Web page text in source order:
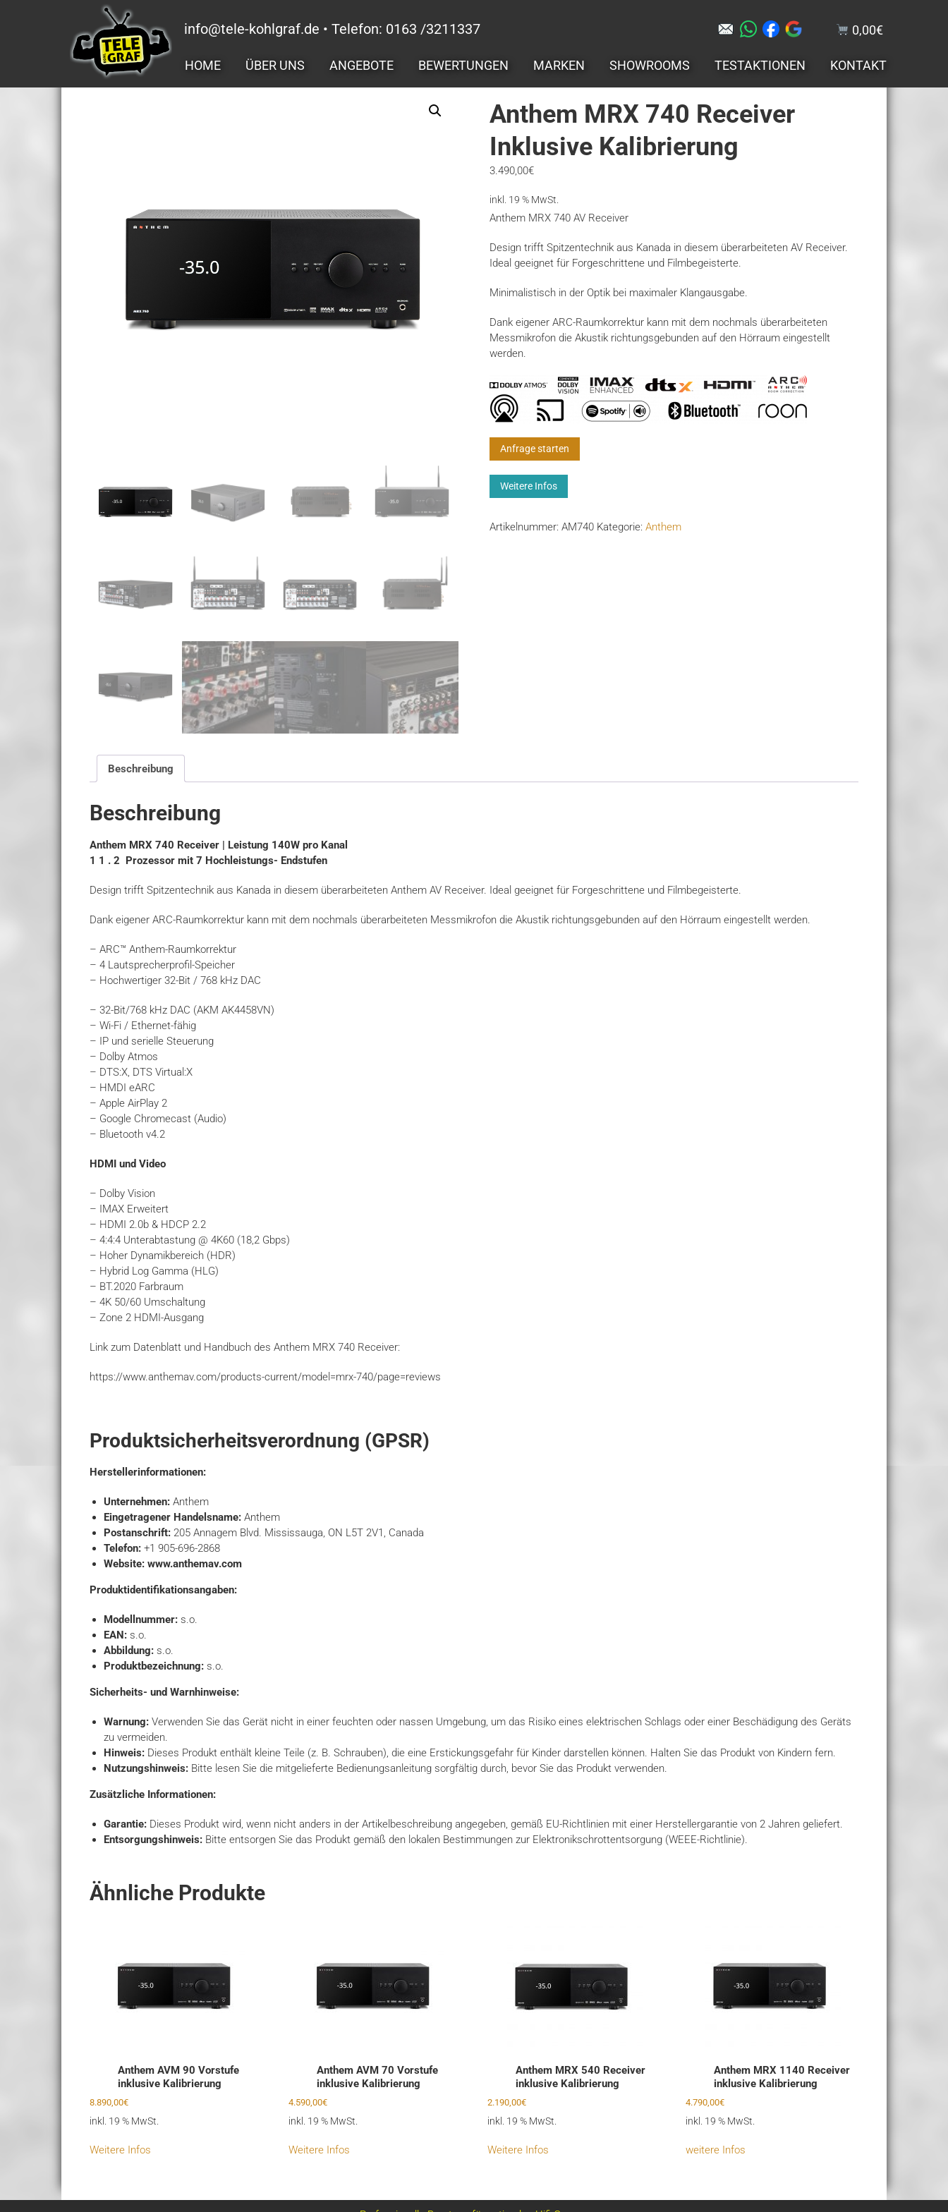
info@tele-kohlgraf.de • Telefon: 0163 /3211337 0,00€
HOME ÜBER UNS ANGEBOTE BEWERTUNGEN MARKEN SHOWROOMS TESTAKTIONEN KONTAKT
Anthem MRX 740 Receiver
Inklusive Kalibrierung
3.490,00€
inkl. 19 % MwSt.
Anthem MRX 740 AV Receiver
Design trifft Spitzentechnik aus Kanada in diesem überarbeiteten AV Receiver.
Ideal geeignet für Forgeschrittene und Filmbegeisterte.
Minimalistisch in der Optik bei maximaler Klangausgabe.
Dank eigener ARC-Raumkorrektur kann mit dem nochmals überarbeiteten
Messmikrofon die Akustik richtungsgebunden auf den Hörraum eingestellt
werden.
Anfrage starten
Weitere Infos
Artikelnummer: AM740 Kategorie: Anthem
Beschreibung
Beschreibung
Anthem MRX 740 Receiver | Leistung 140W pro Kanal
1 1 . 2 Prozessor mit 7 Hochleistungs- Endstufen
Design trifft Spitzentechnik aus Kanada in diesem überarbeiteten Anthem AV Receiver. Ideal geeignet für Forgeschrittene und Filmbegeisterte.
Dank eigener ARC-Raumkorrektur kann mit dem nochmals überarbeiteten Messmikrofon die Akustik richtungsgebunden auf den Hörraum eingestellt werden.
– ARC™ Anthem-Raumkorrektur
– 4 Lautsprecherprofil-Speicher
– Hochwertiger 32-Bit / 768 kHz DAC
– 32-Bit/768 kHz DAC (AKM AK4458VN)
– Wi-Fi / Ethernet-fähig
– IP und serielle Steuerung
– Dolby Atmos
– DTS:X, DTS Virtual:X
– HMDI eARC
– Apple AirPlay 2
– Google Chromecast (Audio)
– Bluetooth v4.2
HDMI und Video
– Dolby Vision
– IMAX Erweitert
– HDMI 2.0b & HDCP 2.2
– 4:4:4 Unterabtastung @ 4K60 (18,2 Gbps)
– Hoher Dynamikbereich (HDR)
– Hybrid Log Gamma (HLG)
– BT.2020 Farbraum
– 4K 50/60 Umschaltung
– Zone 2 HDMI-Ausgang
Link zum Datenblatt und Handbuch des Anthem MRX 740 Receiver:
https://www.anthemav.com/products-current/model=mrx-740/page=reviews
Produktsicherheitsverordnung (GPSR)
Herstellerinformationen:
Unternehmen: Anthem
Eingetragener Handelsname: Anthem
Postanschrift: 205 Annagem Blvd. Mississauga, ON L5T 2V1, Canada
Telefon: +1 905-696-2868
Website: www.anthemav.com
Produktidentifikationsangaben:
Modellnummer: s.o.
EAN: s.o.
Abbildung: s.o.
Produktbezeichnung: s.o.
Sicherheits- und Warnhinweise:
Warnung: Verwenden Sie das Gerät nicht in einer feuchten oder nassen Umgebung, um das Risiko eines elektrischen Schlags oder einer Beschädigung des Geräts
zu vermeiden.
Hinweis: Dieses Produkt enthält kleine Teile (z. B. Schrauben), die eine Erstickungsgefahr für Kinder darstellen können. Halten Sie das Produkt von Kindern fern.
Nutzungshinweis: Bitte lesen Sie die mitgelieferte Bedienungsanleitung sorgfältig durch, bevor Sie das Produkt verwenden.
Zusätzliche Informationen:
Garantie: Dieses Produkt wird, wenn nicht anders in der Artikelbeschreibung angegeben, gemäß EU-Richtlinien mit einer Herstellergarantie von 2 Jahren geliefert.
Entsorgungshinweis: Bitte entsorgen Sie das Produkt gemäß den lokalen Bestimmungen zur Elektronikschrottentsorgung (WEEE-Richtlinie).
Ähnliche Produkte
Anthem AVM 90 Vorstufe
inklusive Kalibrierung
8.890,00€
inkl. 19 % MwSt.
Weitere Infos
Anthem AVM 70 Vorstufe
inklusive Kalibrierung
4.590,00€
inkl. 19 % MwSt.
Weitere Infos
Anthem MRX 540 Receiver
inklusive Kalibrierung
2.190,00€
inkl. 19 % MwSt.
Weitere Infos
Anthem MRX 1140 Receiver
inklusive Kalibrierung
4.790,00€
inkl. 19 % MwSt.
weitere Infos